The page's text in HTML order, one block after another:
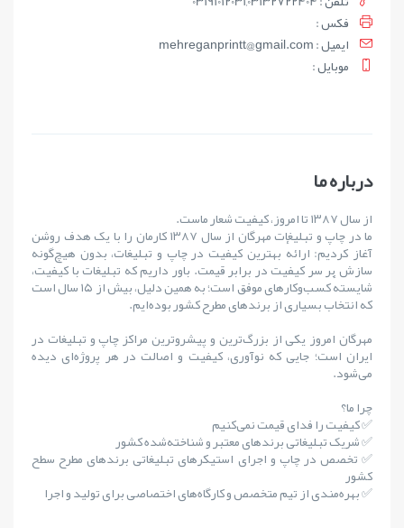
فکس :
ايميل : mehreganprintt@gmail.com
موبايل :
درباره ما
از سال ۱۳۸۷ تا امروز، کیفیت شعار ماست.
ما در چاپ و تبلیغات مهرگان از سال ۱۳۸۷ کارمان را با یک هدف روشن
آغاز کردیم: ارائهٔ بهترین کیفیت در چاپ و تبلیغات، بدون هیچ‌گونه
سازش بر سر کیفیت در برابر قیمت. باور داریم که تبلیغات با کیفیت،
شایستهٔ کسب‌وکارهای موفق است؛ به همین دلیل، بیش از ۱۵ سال است
که انتخاب بسیاری از برندهای مطرح کشور بوده‌ایم.
مهرگان امروز یکی از بزرگ‌ترین و پیشروترین مراکز چاپ و تبلیغات در
ایران است؛ جایی که نوآوری، کیفیت و اصالت در هر پروژه‌ای دیده
می‌شود.
چرا ما؟
✅ کیفیت را فدای قیمت نمی‌کنیم
✅ شریک تبلیغاتی برندهای معتبر و شناخته‌شده کشور
✅ تخصص در چاپ و اجرای استیکرهای تبلیغاتی برندهای مطرح سطح
کشور
✅ بهره‌مندی از تیم متخصص و کارگاه‌های اختصاصی برای تولید و اجرا